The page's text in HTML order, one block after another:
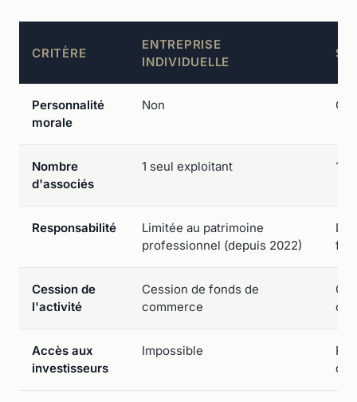
CRITÈRE
ENTREPRISE
INDIVIDUELLE
Personnalité
morale
Non Oui
Nombre
d'associés
1 seul exploitant 1 à
Responsabilité
Limitée au patrimoine
professionnel (depuis 2022)
Cession de
l'activité
Cession de fonds de
commerce
ou
Accès aux
investisseurs
Impossible
de